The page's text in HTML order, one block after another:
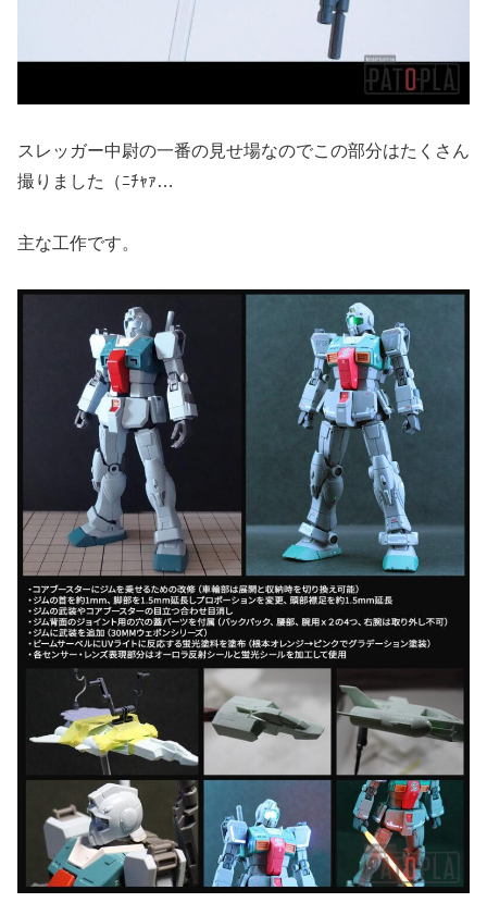
スレッガー中尉の一番の見せ場なのでこの部分はたくさん
撮りました（ﾆﾁｬｧ…
主な工作です。